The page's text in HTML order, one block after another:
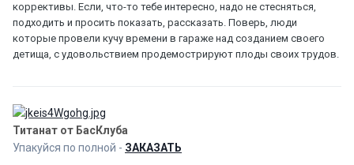
коррективы. Если, что-то тебе интересно, надо не стесняться,
подходить и просить показать, рассказать. Поверь, люди
которые провели кучу времени в гараже над созданием своего
детища, с удовольствием продемострируют плоды своих трудов.
Титанат от БасКлуба
Упакуйся по полной - ЗАКАЗАТЬ